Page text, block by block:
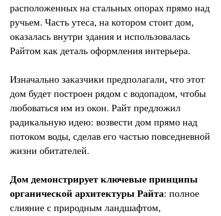
расположенных на стальных опорах прямо над
ручьем. Часть утеса, на котором стоит дом,
оказалась внутри здания и использовалась
Райтом как деталь оформления интерьера.
Изначально заказчики предполагали, что этот
дом будет построен рядом с водопадом, чтобы
любоваться им из окон. Райт предложил
радикальную идею: возвести дом прямо над
потоком воды, сделав его частью повседневной
жизни обитателей.
Дом демонстрирует ключевые принципы
органической архитектуры Райта: полное
слияние с природным ландшафтом,